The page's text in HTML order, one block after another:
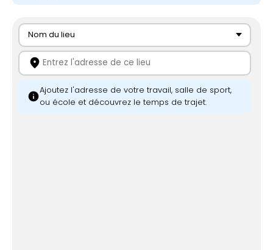
Nom du lieu
location_on
infoAjoutez l'adresse de votre travail, salle de sport,
ou école et découvrez le temps de trajet.